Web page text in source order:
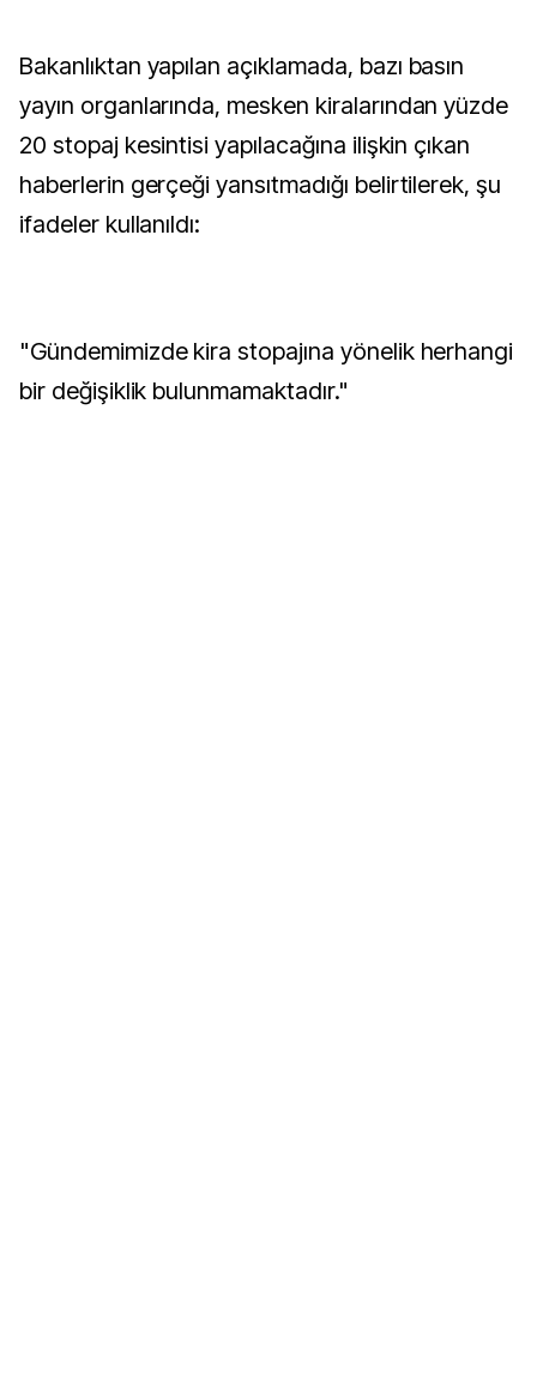
Bakanlıktan yapılan açıklamada, bazı basın
yayın organlarında, mesken kiralarından yüzde
20 stopaj kesintisi yapılacağına ilişkin çıkan
haberlerin gerçeği yansıtmadığı belirtilerek, şu
ifadeler kullanıldı:
"Gündemimizde kira stopajına yönelik herhangi
bir değişiklik bulunmamaktadır."